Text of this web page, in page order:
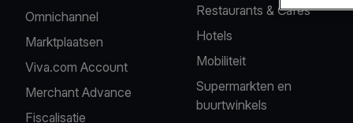
Omnichannel
Marktplaatsen
Viva.com Account
Merchant Advance
Fiscalisatie
Restaurants & Cafés
Hotels
Mobiliteit
Supermarkten en
buurtwinkels